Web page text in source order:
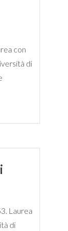
con
di
Laurea
di